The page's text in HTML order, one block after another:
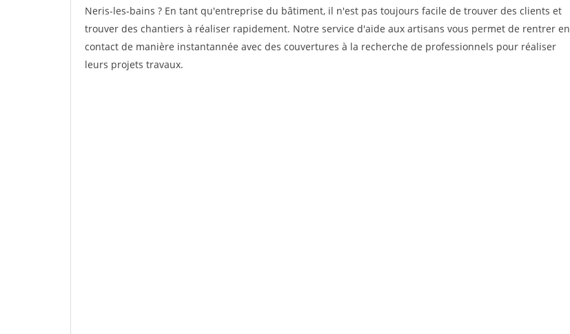
Neris-les-bains ? En tant qu'entreprise du bâtiment, il n'est pas toujours facile de trouver des clients et
trouver des chantiers à réaliser rapidement. Notre service d'aide aux artisans vous permet de rentrer en
contact de manière instantannée avec des couvertures à la recherche de professionnels pour réaliser
leurs projets travaux.